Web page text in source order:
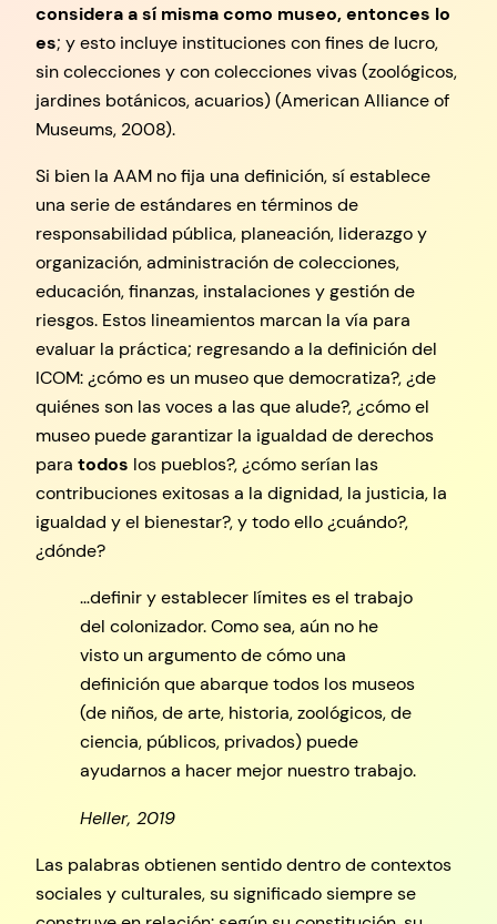
considera a sí misma como museo, entonces lo
es; y esto incluye instituciones con fines de lucro,
sin colecciones y con colecciones vivas (zoológicos,
jardines botánicos, acuarios) (American Alliance of
Museums, 2008).
Si bien la AAM no fija una definición, sí establece
una serie de estándares en términos de
responsabilidad pública, planeación, liderazgo y
organización, administración de colecciones,
educación, finanzas, instalaciones y gestión de
riesgos. Estos lineamientos marcan la vía para
evaluar la práctica; regresando a la definición del
ICOM: ¿cómo es un museo que democratiza?, ¿de
quiénes son las voces a las que alude?, ¿cómo el
museo puede garantizar la igualdad de derechos
para todos los pueblos?, ¿cómo serían las
contribuciones exitosas a la dignidad, la justicia, la
igualdad y el bienestar?, y todo ello ¿cuándo?,
¿dónde?
…definir y establecer límites es el trabajo
del colonizador. Como sea, aún no he
visto un argumento de cómo una
definición que abarque todos los museos
(de niños, de arte, historia, zoológicos, de
ciencia, públicos, privados) puede
ayudarnos a hacer mejor nuestro trabajo.
Heller, 2019
Las palabras obtienen sentido dentro de contextos
sociales y culturales, su significado siempre se